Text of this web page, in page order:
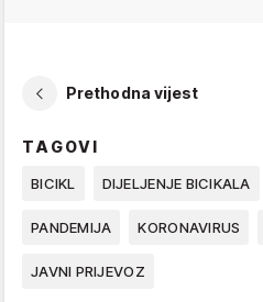
Prethodna vijest
TAGOVI
BICIKL DIJELJENJE BICIKALA
PANDEMIJA KORONAVIRUS
JAVNI PRIJEVOZ